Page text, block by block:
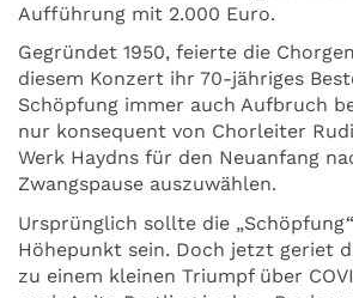
Aufführung mit 2.000 Euro.
Gegründet 1950, feierte die
diesem Konzert ihr 70-jähriges
Schöpfung immer auch Aufbruch
nur konsequent von Chorleiter
Werk Haydns für den Neuanfang
Zwangspause auszuwählen.
Ursprünglich sollte die
Höhepunkt sein. Doch jetzt geriet
zu einem kleinen Triumpf über